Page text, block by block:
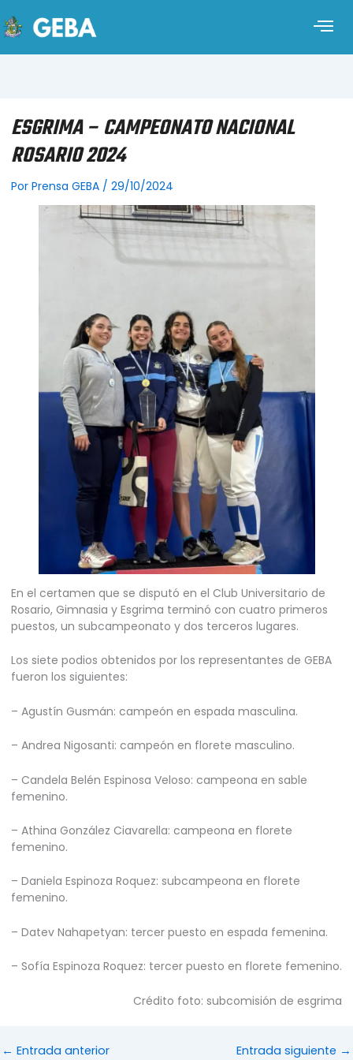
ESGRIMA – CAMPEONATO NACIONAL
ROSARIO 2024
Por Prensa GEBA / 29/10/2024
En el certamen que se disputó en el Club Universitario de
Rosario, Gimnasia y Esgrima terminó con cuatro primeros
puestos, un subcampeonato y dos terceros lugares.
Los siete podios obtenidos por los representantes de GEBA
fueron los siguientes:
– Agustín Gusmán: campeón en espada masculina.
– Andrea Nigosanti: campeón en florete masculino.
– Candela Belén Espinosa Veloso: campeona en sable
femenino.
– Athina González Ciavarella: campeona en florete
femenino.
– Daniela Espinoza Roquez: subcampeona en florete
femenino.
– Datev Nahapetyan: tercer puesto en espada femenina.
– Sofía Espinoza Roquez: tercer puesto en florete femenino.
Crédito foto: subcomisión de esgrima
← Entrada anterior Entrada siguiente →